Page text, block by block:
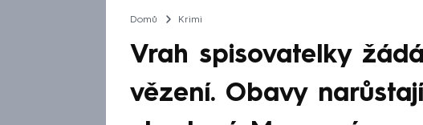
Domů Krimi
Vrah spisovatelky
vězení. Obavy